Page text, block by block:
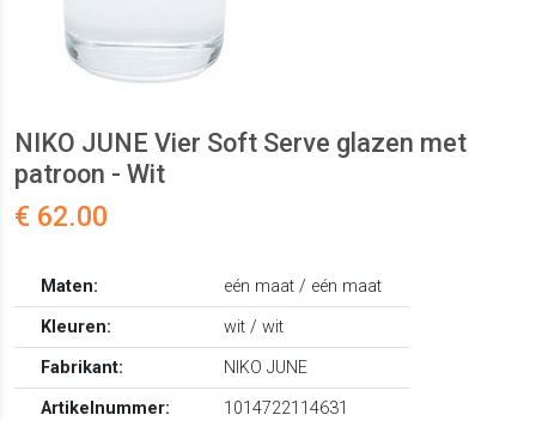
NIKO JUNE Vier Soft Serve glazen met
patroon - Wit
€ 62.00
Maten:
eén maat / eén maat
Kleuren:
wit / wit
Fabrikant:
NIKO JUNE
Artikelnummer:
1014722114631